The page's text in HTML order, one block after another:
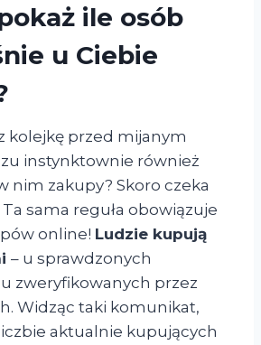
ile osób
u Ciebie
kolejkę przed mijanym
instynktownie również
nim zakupy? Skoro czeka
sama reguła obowiązuje
online! Ludzie kupują
– u sprawdzonych
zweryfikowanych przez
Widząc taki komunikat,
aktualnie kupujących